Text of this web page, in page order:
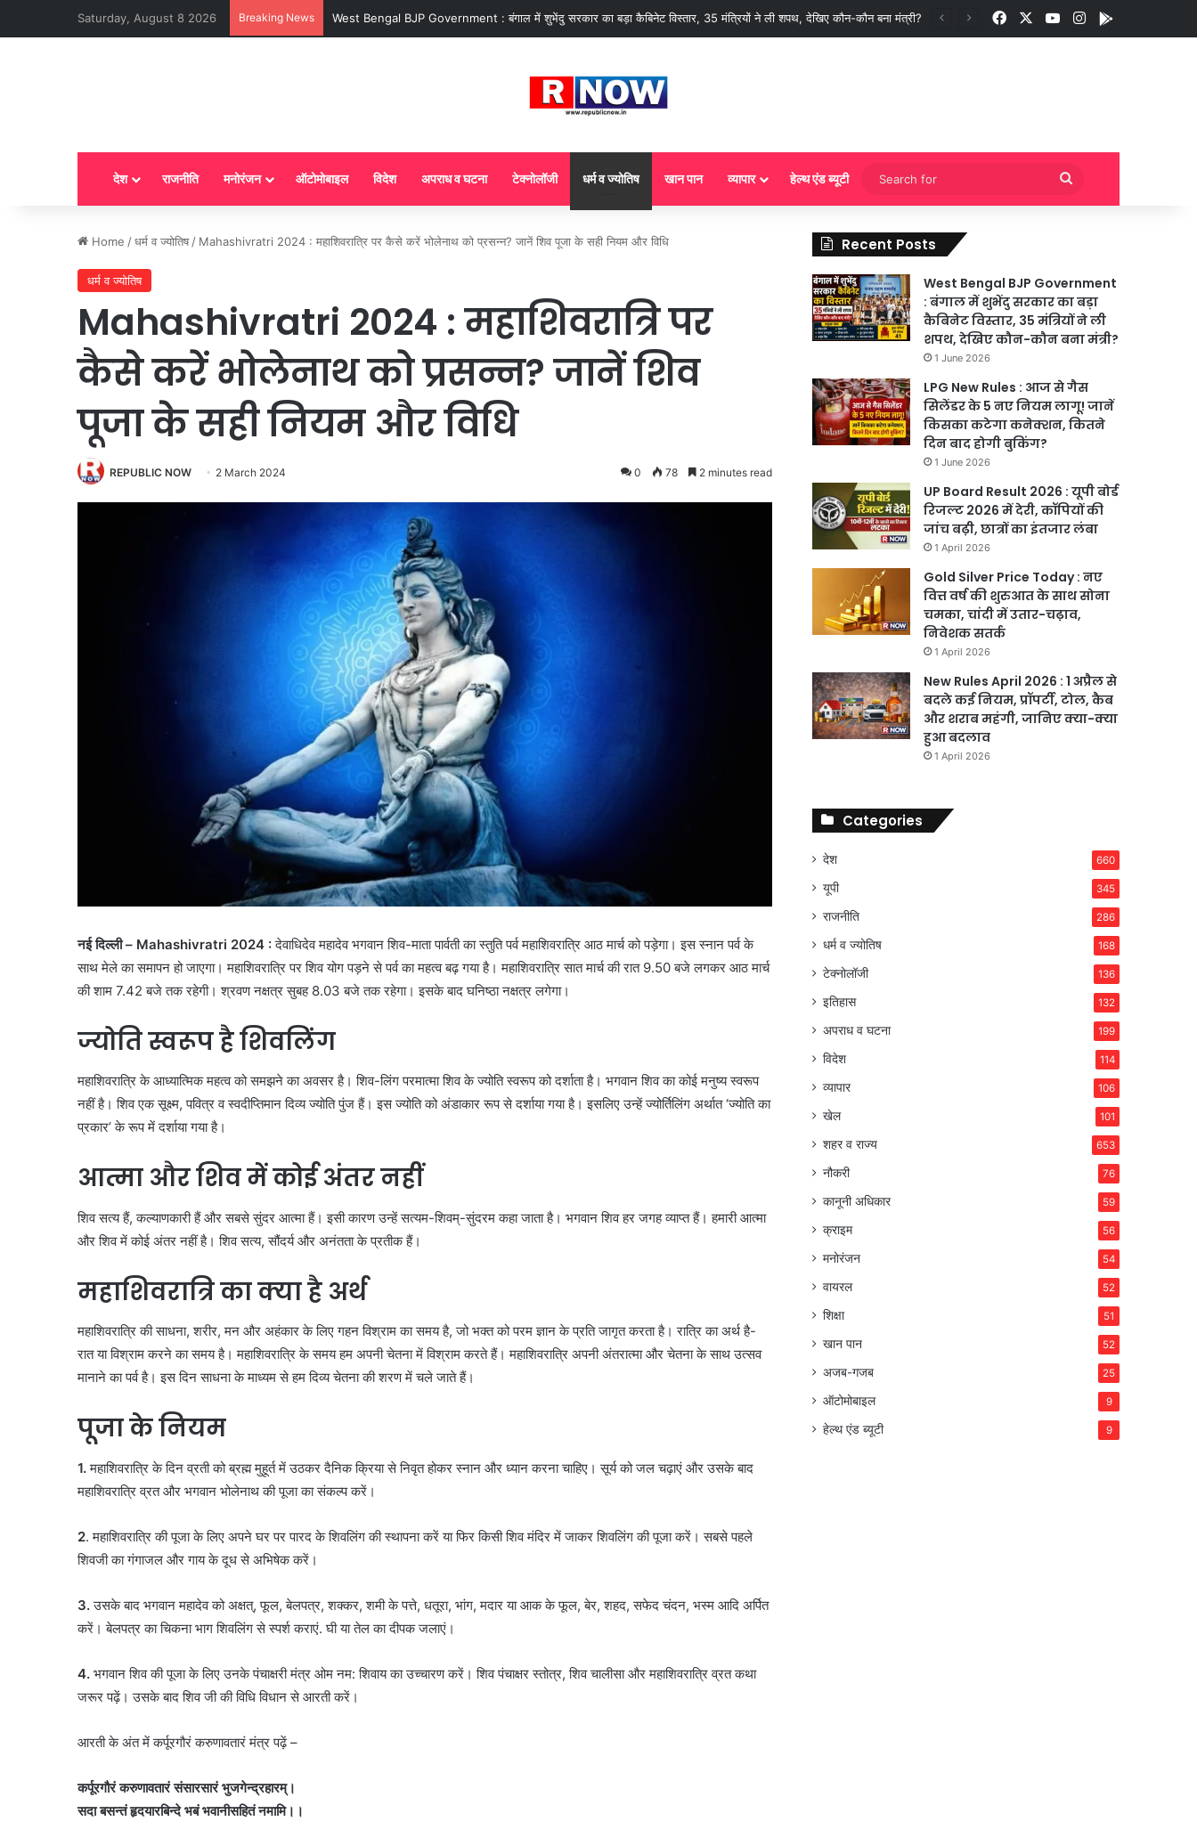
Saturday, August 8 2026 Breaking News LPG New Rules : आज से गैस सिलेंडर के 5 नए नियम लागू! जानें किसका कटेगा कनेक्शन, कितने दिन बाद होगी बुकिंग? FacebookYouTubeInstagram
देश राजनीति मनोरंजन ऑटोमोबाइल विदेश अपराध व घटना टेक्नोलॉजी धर्म व ज्योतिष खान पान व्यापार हेल्थ एंड ब्यूटी
Search
for
Home /धर्म व ज्योतिष / Mahashivratri 2024 : महाशिवरात्रि पर कैसे करें भोलेनाथ को प्रसन्न? जानें शिव पूजा के सही नियम और विधि
धर्म व ज्योतिष
Mahashivratri 2024 : महाशिवरात्रि पर
कैसे करें भोलेनाथ को प्रसन्न? जानें शिव
पूजा के सही नियम और विधि
REPUBLIC NOW 2 March 2024 0 78 2 minutes read
नई दिल्ली – Mahashivratri 2024 :देवाधिदेव महादेव भगवान शिव-माता पार्वती का स्तुति पर्व महाशिवरात्रि आठ मार्च को पड़ेगा। इस स्नान पर्व के
साथ मेले का समापन हो जाएगा। महाशिवरात्रि पर शिव योग पड़ने से पर्व का महत्व बढ़ गया है। महाशिवरात्रि सात मार्च की रात 9.50 बजे लगकर आठ मार्च
की शाम 7.42 बजे तक रहेगी। श्रवण नक्षत्र सुबह 8.03 बजे तक रहेगा। इसके बाद घनिष्ठा नक्षत्र लगेगा।
ज्योति स्वरूप है शिवलिंग
महाशिवरात्रि के आध्यात्मिक महत्व को समझने का अवसर है। शिव-लिंग परमात्मा शिव के ज्योति स्वरूप को दर्शाता है। भगवान शिव का कोई मनुष्य स्वरूप
नहीं है। शिव एक सूक्ष्म, पवित्र व स्वदीप्तिमान दिव्य ज्योति पुंज हैं। इस ज्योति को अंडाकार रूप से दर्शाया गया है। इसलिए उन्हें ज्योर्तिलिंग अर्थात ‘ज्योति का
प्रकार’ के रूप में दर्शाया गया है।
आत्मा और शिव में कोई अंतर नहीं
शिव सत्य हैं, कल्याणकारी हैं और सबसे सुंदर आत्मा हैं। इसी कारण उन्हें सत्यम-शिवम्-सुंदरम कहा जाता है। भगवान शिव हर जगह व्याप्त हैं। हमारी आत्मा
और शिव में कोई अंतर नहीं है। शिव सत्य, सौंदर्य और अनंतता के प्रतीक हैं।
महाशिवरात्रि का क्या है अर्थ
महाशिवरात्रि की साधना, शरीर, मन और अहंकार के लिए गहन विश्राम का समय है, जो भक्त को परम ज्ञान के प्रति जागृत करता है। रात्रि का अर्थ है-
रात या विश्राम करने का समय है। महाशिवरात्रि के समय हम अपनी चेतना में विश्राम करते हैं। महाशिवरात्रि अपनी अंतरात्मा और चेतना के साथ उत्सव
मानाने का पर्व है। इस दिन साधना के माध्यम से हम दिव्य चेतना की शरण में चले जाते हैं।
पूजा के नियम
1.महाशिवरात्रि के दिन व्रती को ब्रह्म मुहूर्त में उठकर दैनिक क्रिया से निवृत होकर स्नान और ध्यान करना चाहिए। सूर्य को जल चढ़ाएं और उसके बाद
महाशिवरात्रि व्रत और भगवान भोलेनाथ की पूजा का संकल्प करें।
2. महाशिवरात्रि की पूजा के लिए अपने घर पर पारद के शिवलिंग की स्थापना करें या फिर किसी शिव मंदिर में जाकर शिवलिंग की पूजा करें। सबसे पहले
शिवजी का गंगाजल और गाय के दूध से अभिषेक करें।
3.उसके बाद भगवान महादेव को अक्षत्, फूल, बेलपत्र, शक्कर, शमी के पत्ते, धतूरा, भांग, मदार या आक के फूल, बेर, शहद, सफेद चंदन, भस्म आदि अर्पित
करें। बेलपत्र का चिकना भाग शिवलिंग से स्पर्श कराएं. घी या तेल का दीपक जलाएं।
4. भगवान शिव की पूजा के लिए उनके पंचाक्षरी मंत्र ओम नम: शिवाय का उच्चारण करें। शिव पंचाक्षर स्तोत्र, शिव चालीसा और महाशिवरात्रि व्रत कथा
जरूर पढ़ें। उसके बाद शिव जी की विधि विधान से आरती करें।
आरती के अंत में कर्पूरगौरं करुणावतारं मंत्र पढ़ें –
कर्पूरगौरं करुणावतारं संसारसारं भुजगेन्द्रहारम्।
सदा बसन्तं हृदयारबिन्दे भबं भवानीसहितं नमामि।।
Recent Posts
West Bengal BJP Government
: बंगाल में शुभेंदु सरकार का बड़ा
कैबिनेट विस्तार, 35 मंत्रियों ने ली
शपथ, देखिए कौन-कौन बना मंत्री?
1 June 2026
LPG New Rules : आज से गैस
सिलेंडर के 5 नए नियम लागू! जानें
किसका कटेगा कनेक्शन, कितने
दिन बाद होगी बुकिंग?
1 June 2026
UP Board Result 2026 : यूपी बोर्ड
रिजल्ट 2026 में देरी, कॉपियों की
जांच बढ़ी, छात्रों का इंतजार लंबा
1 April 2026
Gold Silver Price Today : नए
वित्त वर्ष की शुरुआत के साथ सोना
चमका, चांदी में उतार-चढ़ाव,
निवेशक सतर्क
1 April 2026
New Rules April 2026 : 1 अप्रैल से
बदले कई नियम, प्रॉपर्टी, टोल, कैब
और शराब महंगी, जानिए क्या-क्या
हुआ बदलाव
1 April 2026
Categories
देश 660
यूपी 345
राजनीति 286
धर्म व ज्योतिष 168
टेक्नोलॉजी 136
इतिहास 132
अपराध व घटना 199
विदेश 114
व्यापार 106
खेल 101
शहर व राज्य 653
नौकरी 76
कानूनी अधिकार 59
क्राइम 56
मनोरंजन 54
वायरल 52
शिक्षा 51
खान पान 52
अजब-गजब 25
ऑटोमोबाइल 9
हेल्थ एंड ब्यूटी 9